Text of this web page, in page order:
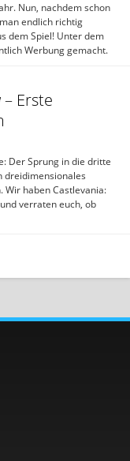
Nun, nachdem schon
endlich richtig
dem Spiel! Unter dem
Werbung gemacht.
Erste
Der Sprung in die dritte
dreidimensionales
Wir haben Castlevania:
verraten euch, ob